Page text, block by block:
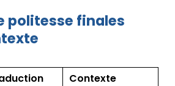
politesse finales
Contexte